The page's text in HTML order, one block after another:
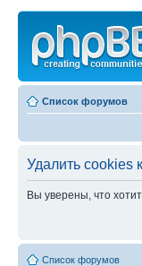
Список форумов
Удалить cookies
Вы уверены, что
Список форумов